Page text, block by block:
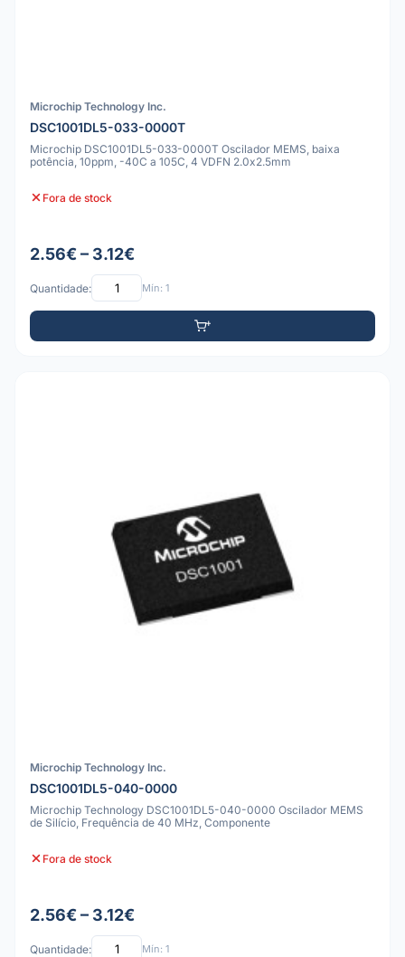
Microchip Technology Inc.
DSC1001DL5-033-0000T
Microchip DSC1001DL5-033-0000T Oscilador MEMS, baixa
potência, 10ppm, -40C a 105C, 4 VDFN 2.0x2.5mm
Fora de stock
2.56€ – 3.12€
Quantidade: Mín: 1
Microchip Technology Inc.
DSC1001DL5-040-0000
Microchip Technology DSC1001DL5-040-0000 Oscilador MEMS
de Silício, Frequência de 40 MHz, Componente
Fora de stock
2.56€ – 3.12€
Quantidade: Mín: 1